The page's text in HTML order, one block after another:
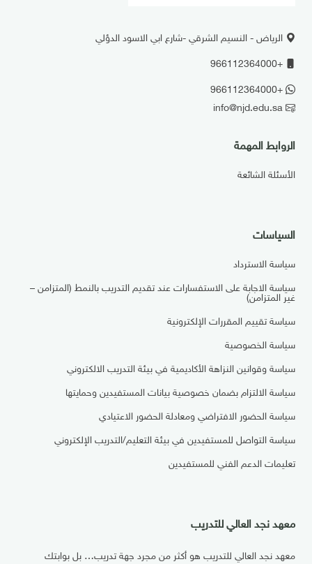
الرياض - النسيم الشرقي -شارع ابي الاسود الدؤلي
+966112364000
+966112364000
info@njd.edu.sa
الروابط المهمة
الأسئلة الشائعة
السياسات
سياسة الاسترداد
سياسة الاجابة على الاستفسارات عند تقديم التدريب بالنمط (المتزامن –
غير المتزامن)
سياسة تقييم المقررات الإلكترونية
سياسة الخصوصية
سياسة وقوانين النزاهة الأكاديمية في بيئة التدريب الالكتروني
سياسة الالتزام بضمان خصوصية بيانات المستفيدين وحمايتها
سياسة الحضور الافتراضي ومعادلة الحضور الاعتيادي
سياسة التواصل للمستفيدين في بيئة التعليم/التدريب الإلكتروني
تعليمات الدعم الفني للمستفيدين
معهد نجد العالي للتدريب
معهد نجد العالي للتدريب هو أكثر من مجرد جهة تدريب… بل بوابتك